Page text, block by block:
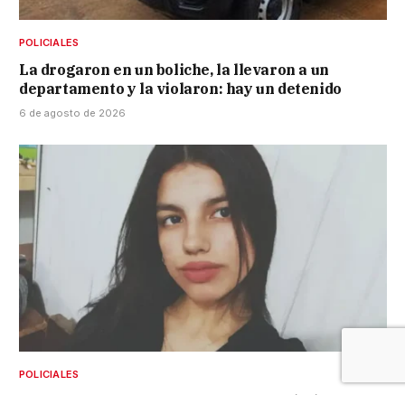
POLICIALES
La drogaron en un boliche, la llevaron a un
departamento y la violaron: hay un detenido
6 de agosto de 2026
POLICIALES